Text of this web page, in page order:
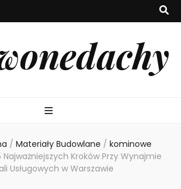
/ Materiały Budowlane / kominowe
Najważniejszych Kroków Przy Wynajmie
Usługowych w Warszawie